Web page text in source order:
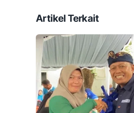
Artikel Terkait